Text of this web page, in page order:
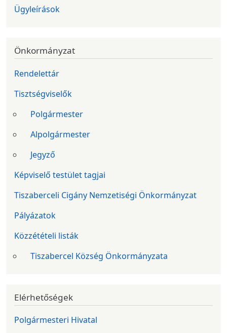
Ügyleírások
Önkormányzat
Rendelettár
Tisztségviselők
Polgármester
Alpolgármester
Jegyző
Képviselő testület tagjai
Tiszaberceli Cigány Nemzetiségi Önkormányzat
Pályázatok
Közzétételi listák
Tiszabercel Község Önkormányzata
Elérhetőségek
Polgármesteri Hivatal